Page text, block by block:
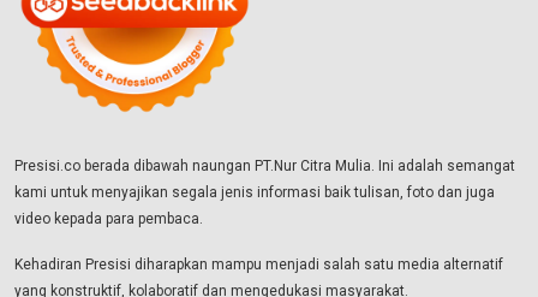
Presisi.co berada dibawah naungan PT.Nur Citra Mulia. Ini adalah semangat
kami untuk menyajikan segala jenis informasi baik tulisan, foto dan juga
video kepada para pembaca.
Kehadiran Presisi diharapkan mampu menjadi salah satu media alternatif
yang konstruktif, kolaboratif dan mengedukasi masyarakat.